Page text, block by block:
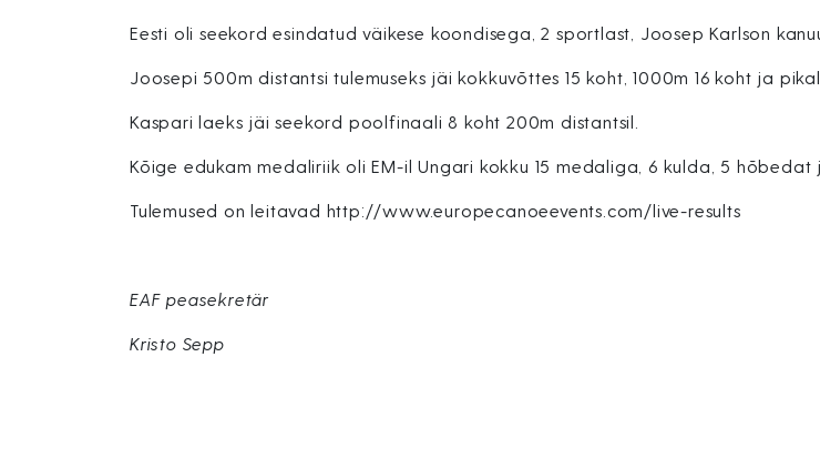
Eesti oli seekord esindatud väikese koondisega, 2 sportlast, Joosep Karlson
Joosepi 500m distantsi tulemuseks jäi kokkuvõttes 15 koht, 1000m 16 koht ja
Kaspari laeks jäi seekord poolfinaali 8 koht 200m distantsil.
Kõige edukam medaliriik oli EM-il Ungari kokku 15 medaliga, 6 kulda, 5
Tulemused on leitavad http://www.europecanoeevents.com/live-results
EAF peasekretär
Kristo Sepp